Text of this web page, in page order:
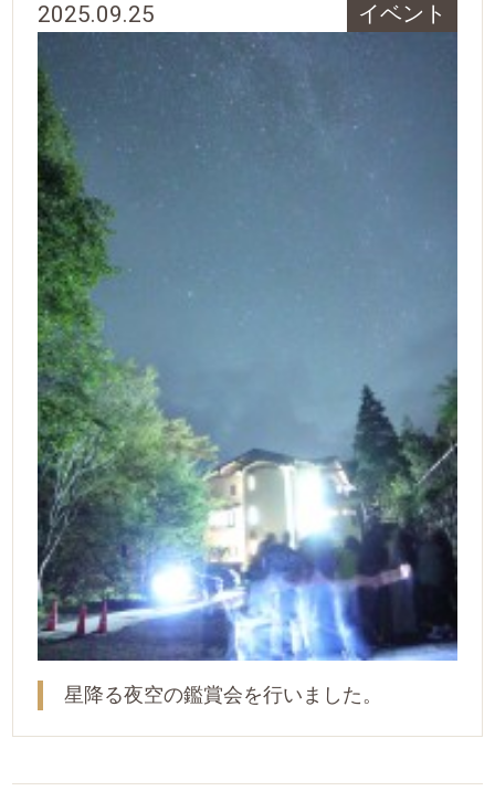
2025.09.25 イベント
星降る夜空の鑑賞会を行いました。